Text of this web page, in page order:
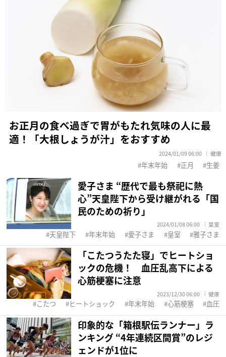
お正月の食べ過ぎで胃がもたれ気味の人に最
適！「大根しょうが汁」をおすすめ
2024/01/09 06:00 健康
年末年始 正月 生姜
愛子さま “歴代で最も祭祀に熱
心”天皇陛下から受け継がれる「国
民のための祈り」
2024/01/08 06:00 皇室
天皇陛下 年末年始 愛子さま 皇室 雅子さま
「こたつうたた寝」でヒートショ
ックの危機！ 血圧乱高下による
心筋梗塞に注意
2023/12/30 06:00 健康
こたつ ヒートショック 年末年始 心筋梗塞 血圧
印象的な「箱根駅伝ランナー」ラ
ンキング “4年連続区間賞”のレジ
ェンドが1位に